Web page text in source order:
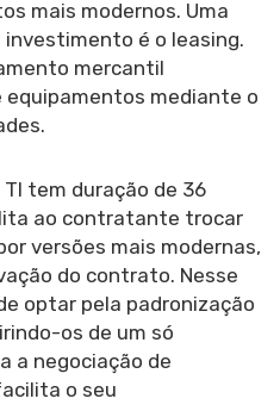
mais modernos. Uma
investimento é o leasing.
mercantil
equipamentos mediante o
tem duração de 36
ao contratante trocar
versões mais modernas,
do contrato. Nesse
optar pela padronização
os de um só
a negociação de
o seu